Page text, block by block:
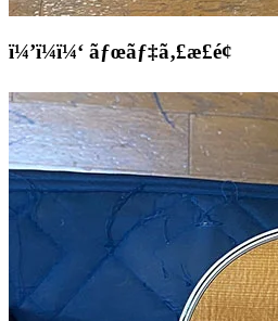
ï¼’ï¼ï¼‘ ãƒœãƒ‡ã‚£æ­£é¢